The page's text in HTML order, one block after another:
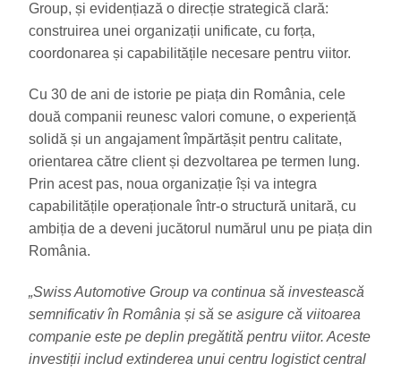
Group, și evidențiază o direcție strategică clară:
construirea unei organizații unificate, cu forța,
coordonarea și capabilitățile necesare pentru viitor.
Cu 30 de ani de istorie pe piața din România, cele
două companii reunesc valori comune, o experiență
solidă și un angajament împărtășit pentru calitate,
orientarea către client și dezvoltarea pe termen lung.
Prin acest pas, noua organizație își va integra
capabilitățile operaționale într-o structură unitară, cu
ambiția de a deveni jucătorul numărul unu pe piața din
România.
„Swiss Automotive Group va continua să investească
semnificativ în România și să se asigure că viitoarea
companie este pe deplin pregătită pentru viitor. Aceste
investiții includ extinderea unui centru logistict central